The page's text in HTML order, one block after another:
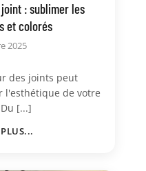
: sublimer les
et colorés
2025
des joints peut
l'esthétique de votre
[...]